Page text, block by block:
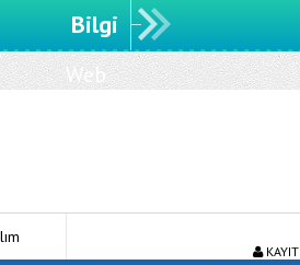
Bilgi
Web
3.sınıf MEB çalışma yaprakları